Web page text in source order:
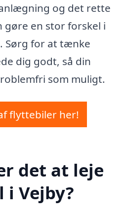
og det rette
gøre en stor forskel i
Sørg for at tænke
dig godt, så din
som muligt.
flyttebiler her!
det at leje
Vejby?